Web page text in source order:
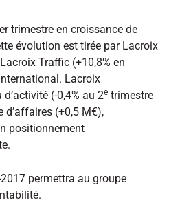
trimestre en croissance de
évolution est tirée par Lacroix
Traffic (+10,8% en
Lacroix
(-0,4% au 2e trimestre
(+0,5 M€),
positionnement
permettra au groupe